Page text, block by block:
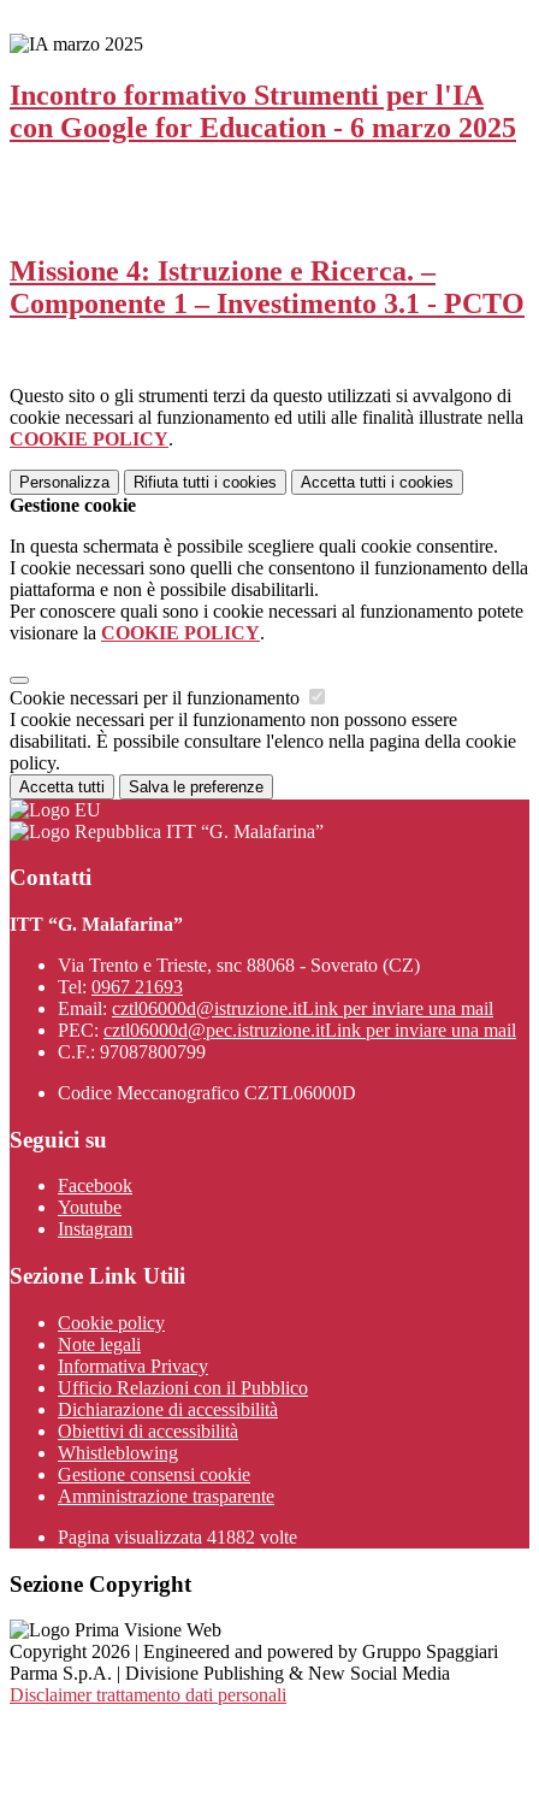
Incontro formativo Strumenti per l'IA
con Google for Education - 6 marzo 2025
Missione 4: Istruzione e Ricerca. –
Componente 1 – Investimento 3.1 - PCTO
Questo sito o gli strumenti terzi da questo utilizzati si avvalgono di
cookie necessari al funzionamento ed utili alle finalità illustrate nella
COOKIE POLICY.
Personalizza Rifiuta tutti i cookies Accetta tutti i cookies
Gestione cookie
In questa schermata è possibile scegliere quali cookie consentire.
I cookie necessari sono quelli che consentono il funzionamento della
piattaforma e non è possibile disabilitarli.
Per conoscere quali sono i cookie necessari al funzionamento potete
visionare la COOKIE POLICY.
Cookie necessari per il funzionamento
I cookie necessari per il funzionamento non possono essere
disabilitati. È possibile consultare l'elenco nella pagina della cookie
policy.
Accetta tutti Salva le preferenze
ITT “G. Malafarina”
Contatti
ITT “G. Malafarina”
Via Trento e Trieste, snc 88068 - Soverato (CZ)
Tel: 0967 21693
Email: cztl06000d@istruzione.itLink per inviare una mail
PEC: cztl06000d@pec.istruzione.itLink per inviare una mail
C.F.: 97087800799
Codice Meccanografico CZTL06000D
Seguici su
Facebook
Youtube
Instagram
Sezione Link Utili
Cookie policy
Note legali
Informativa Privacy
Ufficio Relazioni con il Pubblico
Dichiarazione di accessibilità
Obiettivi di accessibilità
Whistleblowing
Gestione consensi cookie
Amministrazione trasparente
Pagina visualizzata 41882 volte
Sezione Copyright
Copyright 2026 | Engineered and powered by Gruppo Spaggiari
Parma S.p.A. | Divisione Publishing & New Social Media
Disclaimer trattamento dati personali